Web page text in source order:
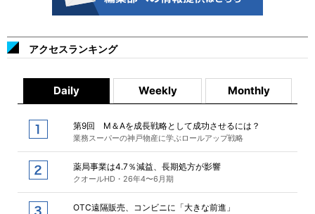
アクセスランキング
Daily Weekly Monthly
第9回 M＆Aを成長戦略として成功させるには？
業務スーパーの神戸物産に学ぶロールアップ戦略
薬局事業は4.7％減益、長期処方が影響
クオールHD・26年4〜6月期
OTC遠隔販売、コンビニに「大きな前進」